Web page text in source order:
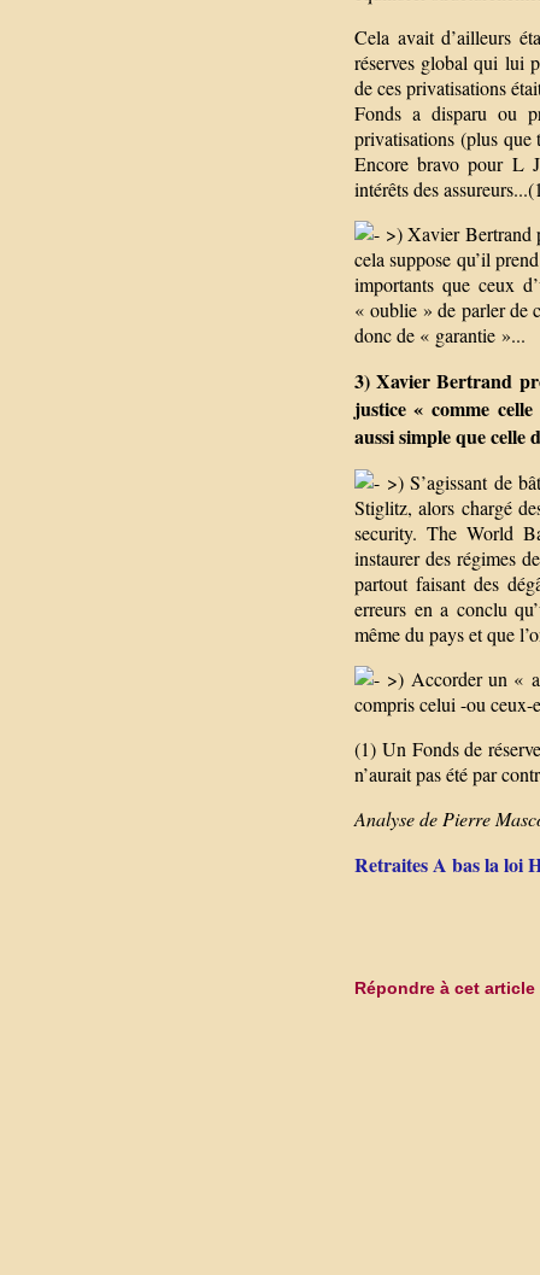
Cela avait d’ailleurs
réserves global qui lui
de ces privatisations
Fonds a disparu ou
privatisations (plus que
Encore bravo pour L
intérêts des
>) Xavier Bertrand
cela suppose qu’il
importants que ceux
« oublie » de parler de
donc de « garantie »...
3) Xavier Bertrand
justice « comme
aussi simple que celle
>) S’agissant de
Stiglitz, alors chargé
security. The World
instaurer des régimes
partout faisant des
erreurs en a conclu
même du pays et que
>) Accorder un «
compris celui -ou ceux-
(1) Un Fonds de
n’aurait pas été par
Analyse de Pierre
Retraites A bas la loi
Répondre à cet article